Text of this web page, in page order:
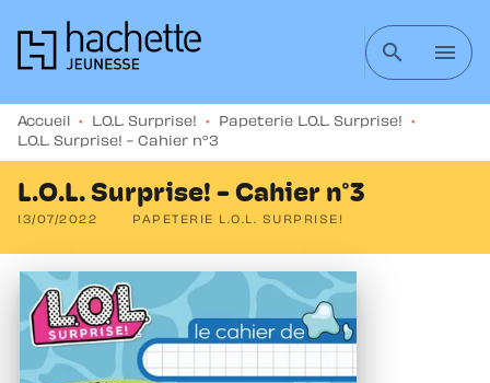
MENU RECHERCHE CONTENU
search menu
Accueil • L.O.L. Surprise! • Papeterie L.O.L. Surprise!
•
L.O.L. Surprise! - Cahier n°3
L.O.L. Surprise! - Cahier n°3
13/07/2022 PAPETERIE L.O.L. SURPRISE!